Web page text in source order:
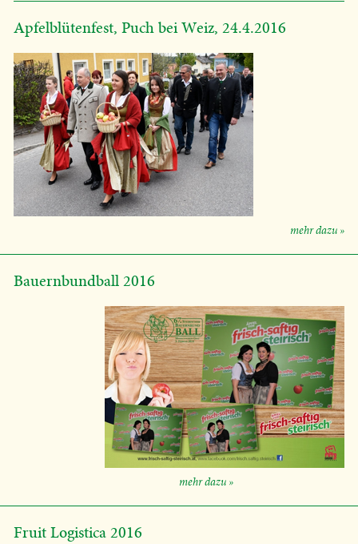
Apfelblütenfest, Puch bei Weiz, 24.4.2016
mehr dazu »
Bauernbundball 2016
mehr dazu »
Fruit Logistica 2016